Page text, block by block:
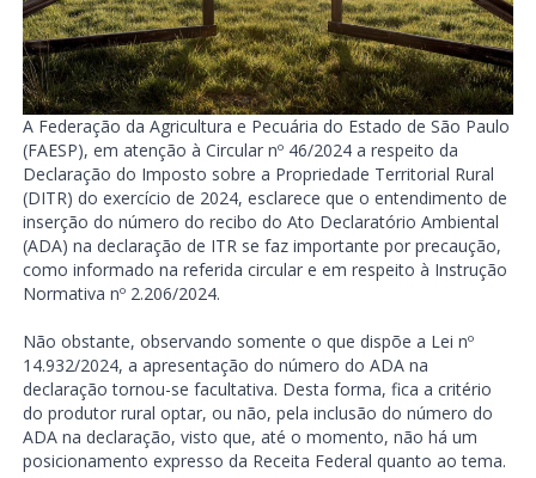
A Federação da Agricultura e Pecuária do Estado de São Paulo
(FAESP), em atenção à Circular nº 46/2024 a respeito da
Declaração do Imposto sobre a Propriedade Territorial Rural
(DITR) do exercício de 2024, esclarece que o entendimento de
inserção do número do recibo do Ato Declaratório Ambiental
(ADA) na declaração de ITR se faz importante por precaução,
como informado na referida circular e em respeito à Instrução
Normativa nº 2.206/2024.
Não obstante, observando somente o que dispõe a Lei nº
14.932/2024, a apresentação do número do ADA na
declaração tornou-se facultativa. Desta forma, fica a critério
do produtor rural optar, ou não, pela inclusão do número do
ADA na declaração, visto que, até o momento, não há um
posicionamento expresso da Receita Federal quanto ao tema.